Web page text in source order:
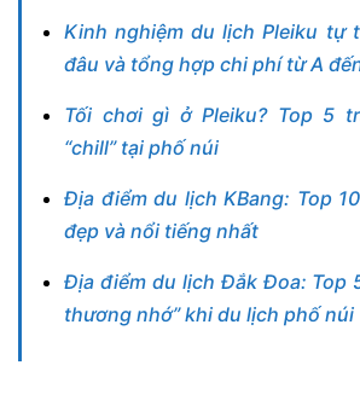
Kinh nghiệm du lịch Pleiku tự
đâu và tổng hợp chi phí từ A
Tối chơi gì ở Pleiku? Top 5
“chill” tại phố núi
Địa điểm du lịch KBang: Top
đẹp và nổi tiếng nhất
Địa điểm du lịch Đắk Đoa: Top
thương nhớ” khi du lịch phố núi